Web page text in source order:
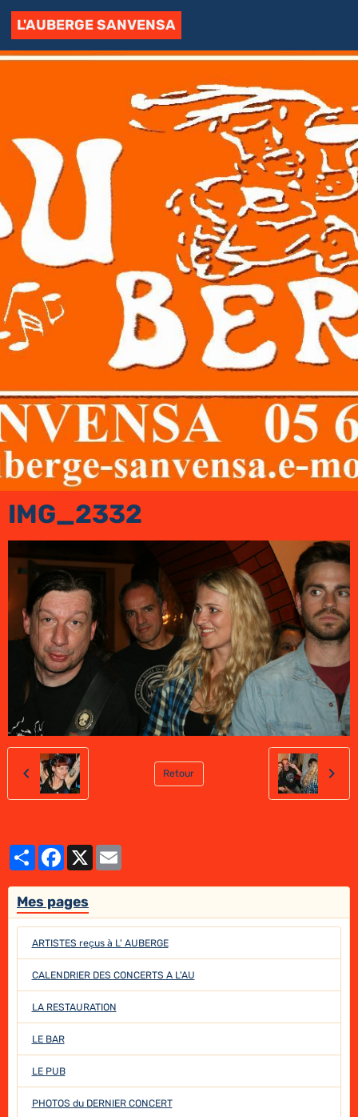
L'AUBERGE SANVENSA
IMG_2332
Retour
PartagerFacebook
Mes pages
ARTISTES reçus à L' AUBERGE
CALENDRIER DES CONCERTS A L'AU
LA RESTAURATION
LE BAR
LE PUB
PHOTOS du DERNIER CONCERT